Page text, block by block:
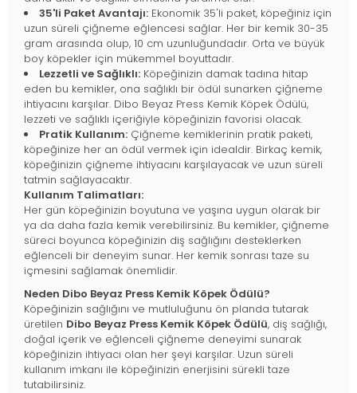
35'li Paket Avantajı: Ekonomik 35'li paket, köpeğiniz için
uzun süreli çiğneme eğlencesi sağlar. Her bir kemik 30-35
gram arasında olup, 10 cm uzunluğundadır. Orta ve büyük
boy köpekler için mükemmel boyuttadır.
Lezzetli ve Sağlıklı: Köpeğinizin damak tadına hitap
eden bu kemikler, ona sağlıklı bir ödül sunarken çiğneme
ihtiyacını karşılar. Dibo Beyaz Press Kemik Köpek Ödülü,
lezzeti ve sağlıklı içeriğiyle köpeğinizin favorisi olacak.
Pratik Kullanım: Çiğneme kemiklerinin pratik paketi,
köpeğinize her an ödül vermek için idealdir. Birkaç kemik,
köpeğinizin çiğneme ihtiyacını karşılayacak ve uzun süreli
tatmin sağlayacaktır.
Kullanım Talimatları:
Her gün köpeğinizin boyutuna ve yaşına uygun olarak bir
ya da daha fazla kemik verebilirsiniz. Bu kemikler, çiğneme
süreci boyunca köpeğinizin diş sağlığını desteklerken
eğlenceli bir deneyim sunar. Her kemik sonrası taze su
içmesini sağlamak önemlidir.
Neden Dibo Beyaz Press Kemik Köpek Ödülü?
Köpeğinizin sağlığını ve mutluluğunu ön planda tutarak
üretilen Dibo Beyaz Press Kemik Köpek Ödülü, diş sağlığı,
doğal içerik ve eğlenceli çiğneme deneyimi sunarak
köpeğinizin ihtiyacı olan her şeyi karşılar. Uzun süreli
kullanım imkanı ile köpeğinizin enerjisini sürekli taze
tutabilirsiniz.